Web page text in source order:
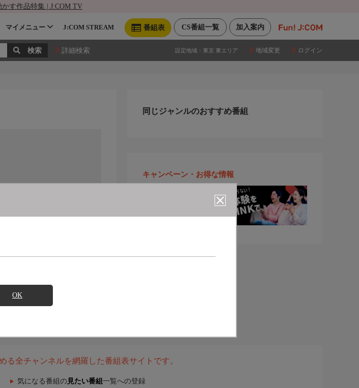
す作品特集 | J:COM TV
加入案内
CS番組一覧
番組表
マイメニュー J:COM STREAM
詳細検索 設定地域： 東京 東エリア 地域変更 ログイン
OK
同じジャンルのおすすめ番組
キャンペーン・お得な情報
る全チャンネルを網羅した番組表サイトです。
気になる番組の 見たい番組 一覧への登録